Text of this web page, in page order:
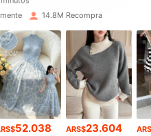
14.8M Recompra
52.038 ARS$23.604